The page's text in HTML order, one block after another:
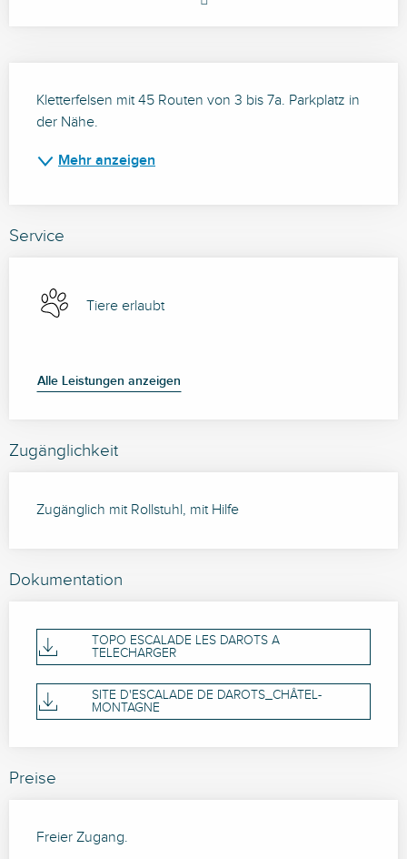
Kletterfelsen mit 45 Routen von 3 bis 7a. Parkplatz in
der Nähe.
Mehr anzeigen
Service
Tiere erlaubt
Alle Leistungen anzeigen
Zugänglichkeit
Zugänglich mit Rollstuhl, mit Hilfe
Dokumentation
TOPO ESCALADE LES DAROTS A
TELECHARGER
SITE D'ESCALADE DE DAROTS_CHÂTEL-
MONTAGNE
Preise
Freier Zugang.